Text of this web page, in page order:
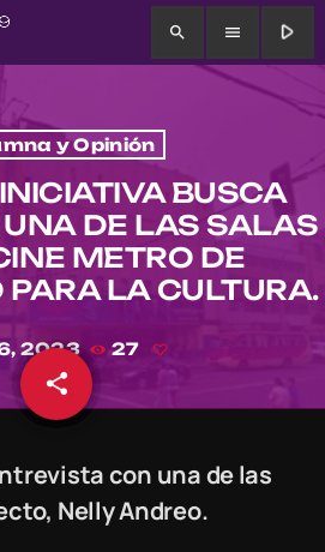
search menu play_arrow
y Opinión
BUSCA
DE LAS SALAS
METRO DE
LA CULTURA.
2023 27
share
email
con una de las
Nelly Andreo.